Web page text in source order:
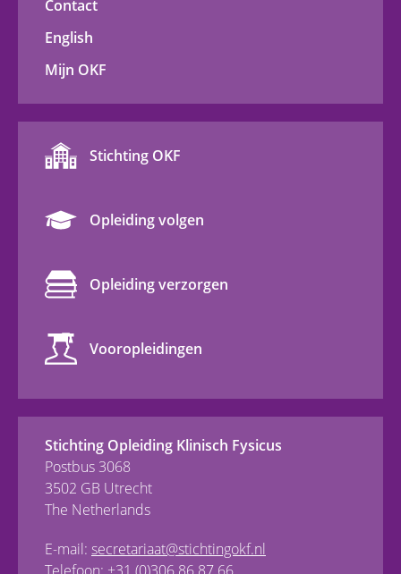
Contact
English
Mijn OKF
Stichting OKF
Opleiding volgen
Opleiding verzorgen
Vooropleidingen
Stichting Opleiding Klinisch Fysicus
Postbus 3068
3502 GB Utrecht
The Netherlands
E-mail: secretariaat@stichtingokf.nl